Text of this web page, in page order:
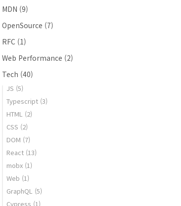
MDN (9)
OpenSource (7)
RFC (1)
Web Performance (2)
Tech (40)
JS (5)
Typescript (3)
HTML (2)
CSS (2)
DOM (7)
React (13)
mobx (1)
Web (1)
GraphQL (5)
Cypress (1)